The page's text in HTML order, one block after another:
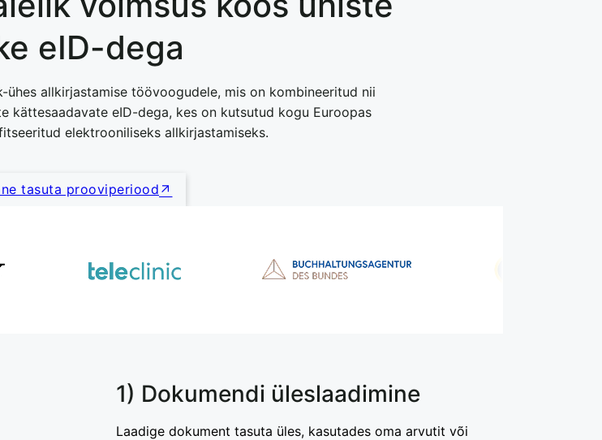
eID-dega
allkirjastamise töövoogudele, mis on kombineeritud nii
kättesaadavate eID-dega, kes on kutsutud kogu Euroopas
elektrooniliseks allkirjastamiseks.
tasuta prooviperiood
1) Dokumendi üleslaadimine
Laadige dokument tasuta üles, kasutades oma arvutit või